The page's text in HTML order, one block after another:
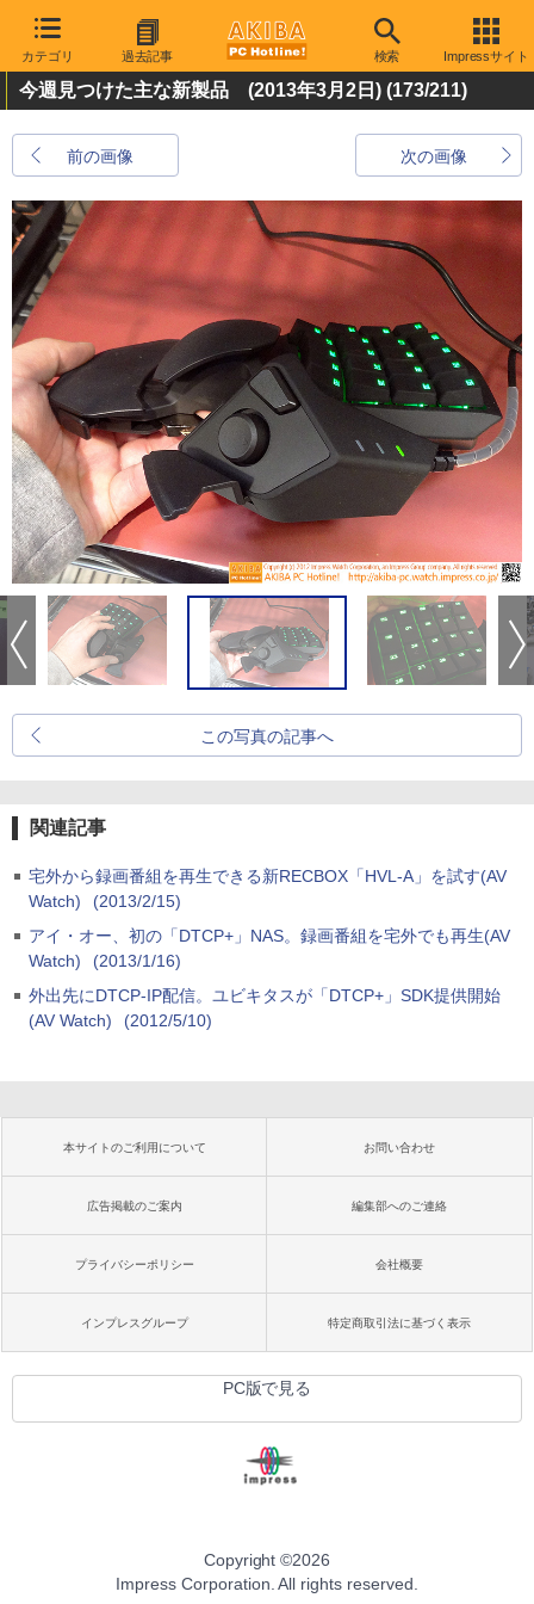
カテゴリ 過去記事 検索 Impressサイト
今週見つけた主な新製品 (2013年3月2日) (173/211)
前の画像 次の画像
この写真の記事へ
関連記事
宅外から録画番組を再生できる新RECBOX「HVL-A」を試す(AV
Watch)
(2013/2/15)
アイ・オー、初の「DTCP+」NAS。録画番組を宅外でも再生(AV
Watch)
(2013/1/16)
外出先にDTCP-IP配信。ユビキタスが「DTCP+」SDK提供開始
(AV Watch)
(2012/5/10)
本サイトのご利用について お問い合わせ
広告掲載のご案内 編集部へのご連絡
プライバシーポリシー 会社概要
インプレスグループ 特定商取引法に基づく表示
PC版で見る
Copyright ©2026
Impress Corporation. All rights reserved.